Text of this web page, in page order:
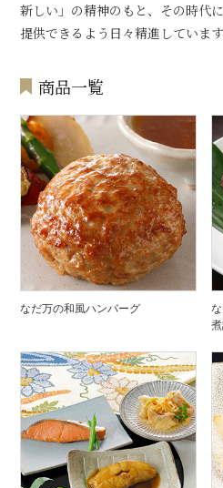
新しい」の精神のもと、その時代
提供できるよう日々精進しています
商品一覧
なだ万の和風ハンバーグ